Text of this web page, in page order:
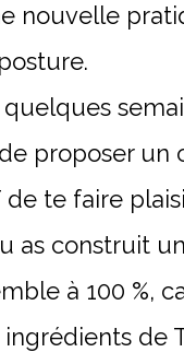
nouvelle
proposer un
te faire
as construit
à 100 %,
de